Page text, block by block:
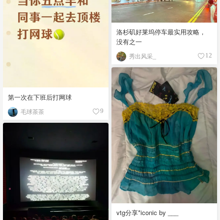
洛杉矶好莱坞停车最实用攻略，
没有之一
秀出风采_ 12
第一次在下班后打网球
毛球茶茶 9
vtg分享*iconic by ___